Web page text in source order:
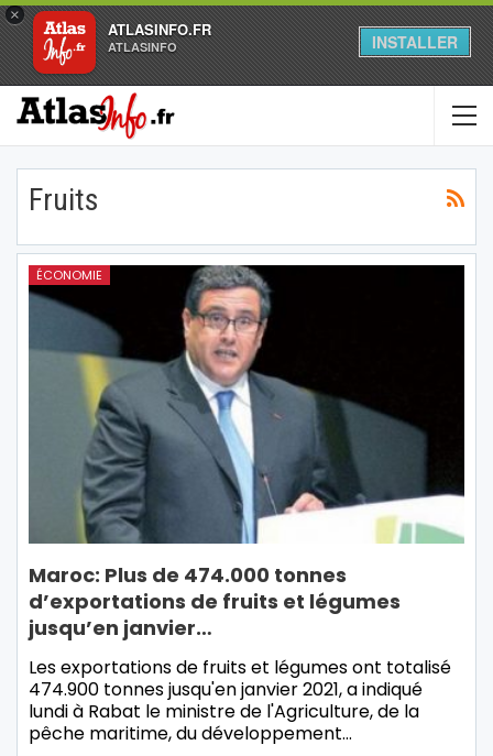
×
ATLASINFO.FR
ATLASINFO INSTALLER
Fruits
ÉCONOMIE
Maroc: Plus de 474.000 tonnes
d’exportations de fruits et légumes
jusqu’en janvier…
Les exportations de fruits et légumes ont totalisé
474.900 tonnes jusqu'en janvier 2021, a indiqué
lundi à Rabat le ministre de l'Agriculture, de la
pêche maritime, du développement…